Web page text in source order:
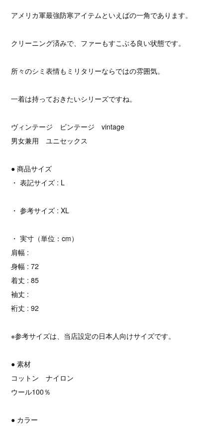
アメリカ軍最強防寒アイテムといえばの一角であります。
クリーニング済みで、ファーもすこぶる良い状態です。
所々のシミ表情もミリタリーならではの雰囲気。
一着は持っておきたいシリーズですね。
ヴィンテージ ビンテージ vintage
男女兼用 ユニセックス
● 商品サイズ
・ 表記サイズ : L
・ 参考サイズ : XL
・ 実寸（単位：cm）
肩幅 :
身幅 : 72
着丈 : 85
袖丈 :
裄丈 : 92
※参考サイズは、当店設定の日本人向けサイズです。
● 素材
コットン ナイロン
ウール100％
● カラー